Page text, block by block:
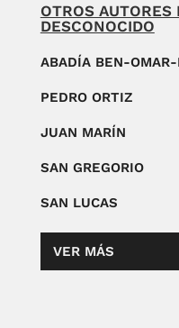
OTROS AUTORES
DESCONOCIDO
ABADÍA BEN-
PEDRO ORTIZ
JUAN MARÍN
SAN GREGORIO
SAN LUCAS
VER MÁS